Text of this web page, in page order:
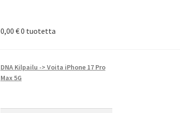
0,00 €0 tuotetta
DNA Kilpailu -> Voita iPhone 17 Pro
Max 5G